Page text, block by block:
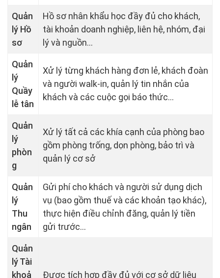
Quản
lý Hồ
sơ
Hồ sơ nhân khẩu học đầy đủ cho khách,
tài khoản doanh nghiệp, liên hệ, nhóm, đại
lý và nguồn...
Quản
lý
Quầy
lễ tân
Xử lý từng khách hàng đơn lẻ, khách đoàn
và người walk-in, quản lý tin nhắn của
khách và các cuộc gọi báo thức...
Quản
lý
phòn
g
Xử lý tất cả các khía cạnh của phòng bao
gồm phòng trống, dọn phòng, bảo trì và
quản lý cơ sở
Quản
lý
Thu
ngân
Gửi phí cho khách và người sử dụng dịch
vụ (bao gồm thuế và các khoản tạo khác),
thực hiện điều chỉnh đăng, quản lý tiền
gửi trước...
Quản
lý Tài
khoả
Được tích hợp đầy đủ với cơ sở dữ liệu